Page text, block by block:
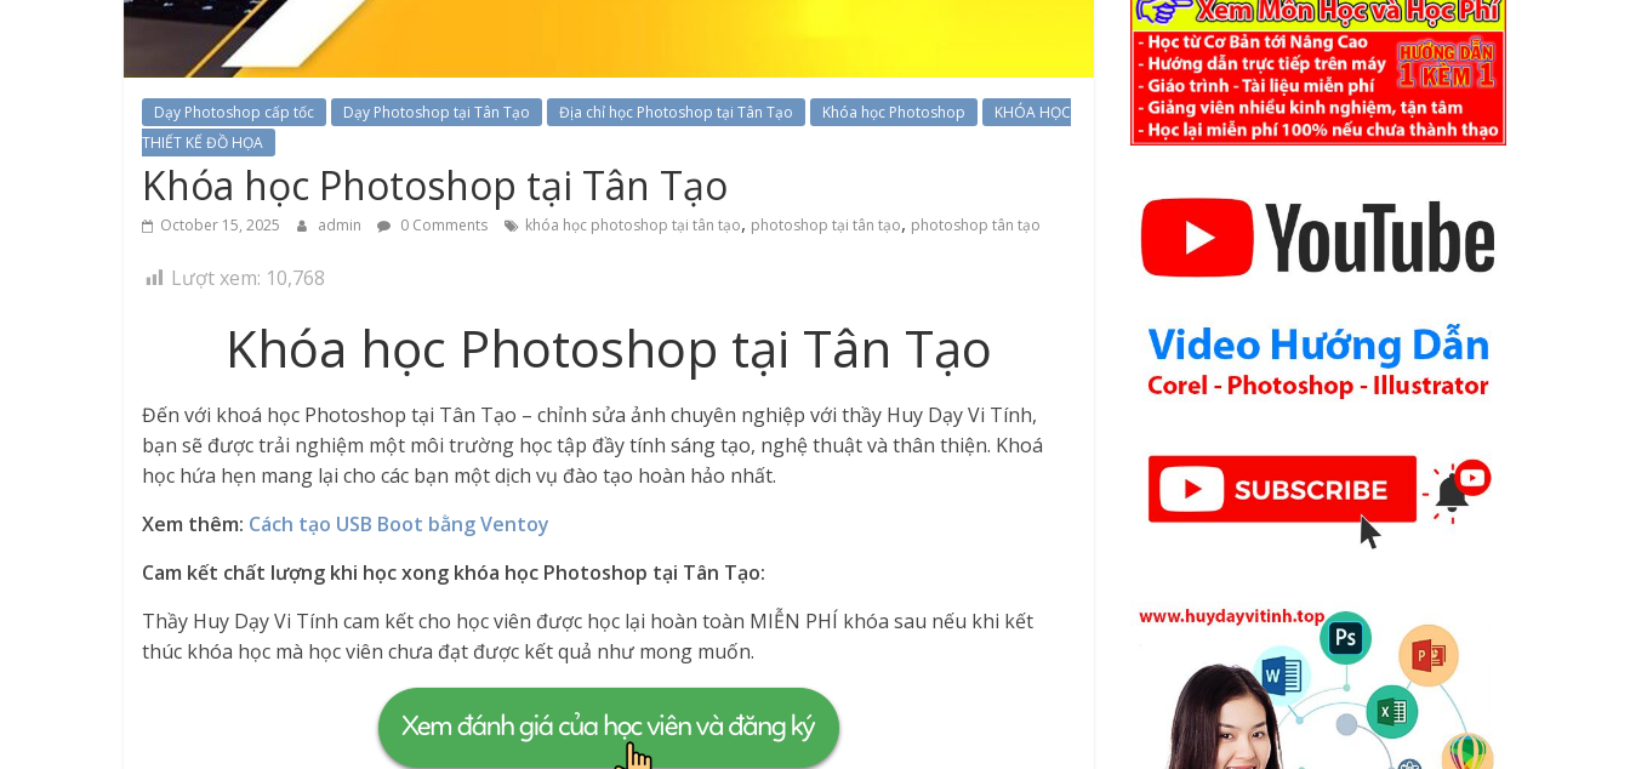
Dạy Photoshop cấp tốc Dạy Photoshop tại Tân Tạo Địa chỉ học Photoshop tại Tân Tạo Khóa học Photoshop
KHÓA HỌC
THIẾT KẾ ĐỒ HỌA
Khóa học Photoshop tại Tân Tạo
October 15, 2025 admin 0 Comments khóa học photoshop tại tân tạo, photoshop tại tân tạo, photoshop tân tạo
Lượt xem: 10,768
Khóa học Photoshop tại Tân Tạo
Đến với khoá học Photoshop tại Tân Tạo – chỉnh sửa ảnh chuyên nghiệp với thầy Huy Dạy Vi Tính,
bạn sẽ được trải nghiệm một môi trường học tập đầy tính sáng tạo, nghệ thuật và thân thiện. Khoá
học hứa hẹn mang lại cho các bạn một dịch vụ đào tạo hoàn hảo nhất.
Xem thêm: Cách tạo USB Boot bằng Ventoy
Cam kết chất lượng khi học xong khóa học Photoshop tại Tân Tạo:
Thầy Huy Dạy Vi Tính cam kết cho học viên được học lại hoàn toàn MIỄN PHÍ khóa sau nếu khi kết
thúc khóa học mà học viên chưa đạt được kết quả như mong muốn.